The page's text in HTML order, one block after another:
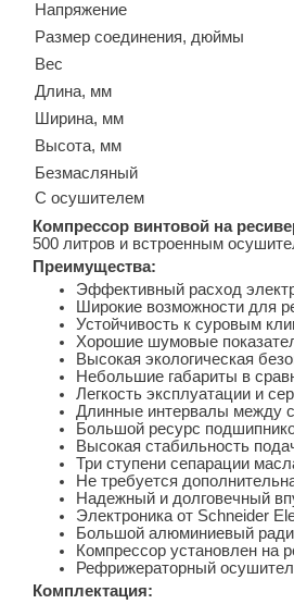
Напряжение
Размер соединения, дюймы
Вес
Длина, мм
Ширина, мм
Высота, мм
Безмасляный
С осушителем
Компрессор винтовой на
500 литров и встроенным
Преимущества:
Эффективный расход
Широкие возможности для
Устойчивость к суровым
Хорошие шумовые
Высокая экологическая
Небольшие габариты в
Легкость эксплуатации и
Длинные интервалы между
Большой ресурс
Высокая стабильность
Три ступени сепарации
Не требуется
Надежный и долговечный
Электроника от Schneider
Большой алюминиевый
Компрессор установлен на
Рефрижераторный
Комплектация: